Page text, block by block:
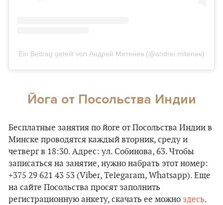
Ein Beitrag geteilt von Андрей Митенев (@andrei.mitenev)
Йога от Посольства Индии
Бесплатные занятия по йоге от Посольства Индии в
Минске проводятся каждый вторник, среду и
четверг в 18:30. Адрес: ул. Собинова, 63. Чтобы
записаться на занятие, нужно набрать этот номер:
+375 29 621 43 53 (Viber, Telegaram, Whatsapp). Еще
на сайте Посольства просят заполнить
регистрационную анкету, скачать ее можно здесь.